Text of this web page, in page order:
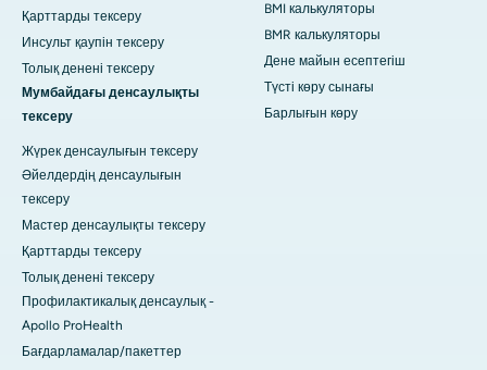
Қарттарды тексеру
Инсульт қаупін тексеру
Толық денені тексеру
Мумбайдағы денсаулықты
тексеру
Жүрек денсаулығын тексеру
Әйелдердің денсаулығын
тексеру
Мастер денсаулықты тексеру
Қарттарды тексеру
Толық денені тексеру
Профилактикалық денсаулық -
Apollo ProHealth
Бағдарламалар/пакеттер
BMI калькуляторы
BMR калькуляторы
Дене майын есептегіш
Түсті көру сынағы
Барлығын көру